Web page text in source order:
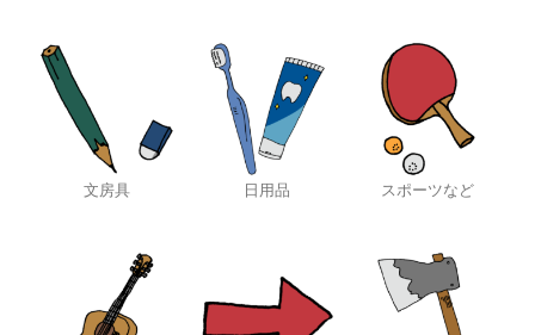
文房具 日用品 スポーツなど